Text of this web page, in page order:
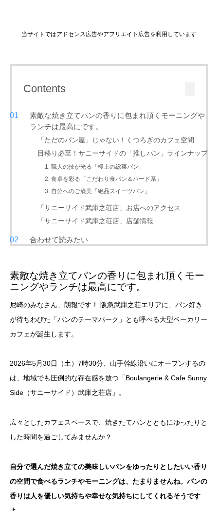
当サイトではアドセンス広告やアフリエイト広告を利用しています
Contents
素敵な焼き立てパンの香りに包まれ頂くモーニングや
ランチは最高にです。
「ただのパン屋」じゃない！くつろぎのカフェ空間
目移り必至！サニーサイドの「推しパン」ラインナップ
1. 職人の技が光る「極上の総菜パン」
2. 食卓を彩る「こだわり食パン＆ハード系」
3. 自分へのご褒美「絶品スイーツパン」
「サニーサイド武庫之荘店」お店へのアクセス
「サニーサイド武庫之荘店」店舗情報
合わせて読みたい
素敵な焼き立てパンの香りに包まれ頂くモー
ニングやランチは最高にです。
尼崎のみなさん、朗報です！ 阪急武庫之荘エリアに、パン好き
が待ちわびた「パンのテーマパーク」とも呼べる大型ベーカリー
カフェが誕生します。
2026年5月30日（土）7時30分、山手幹線沿いにオープンするの
は、地域でも圧倒的な存在感を放つ「Boulangerie & Cafe Sunny
Side（サニーサイド）武庫之荘店」。
広々としたカフェスペースで、焼きたてパンとともにゆったりと
した時間を過ごしてみませんか？
自分で選んだ焼き立ての美味しいパンをゆったりとしたいい香り
の空間で食べるランチやモーニングは、たまりませんね。パンの
香りは人を優しい気持ちや幸せな気持ちにしてくれるそうです